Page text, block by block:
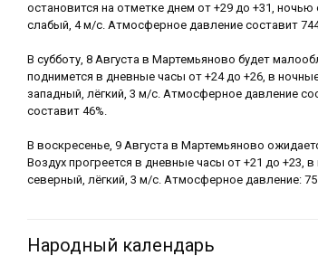
остановится на отметке днем от +29 до +31,
слабый, 4 м/с. Атмосферное давление составит
В субботу, 8 Августа в Мартемьяново будет
поднимется в дневные часы от +24 до +26, в
западный, лёгкий, 3 м/с. Атмосферное давление
составит 46%.
В воскресенье, 9 Августа в Мартемьяново
Воздух прогреется в дневные часы от +21 до +23,
северный, лёгкий, 3 м/с. Атмосферное давление:
Народный календарь